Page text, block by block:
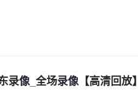
像_全场录像【高清回放】